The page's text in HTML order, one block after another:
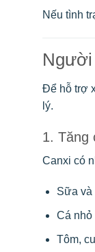
Nếu tình
Người
Để hỗ trợ
lý.
1. Tăng
Canxi có
Sữa và
Cá
Tôm,